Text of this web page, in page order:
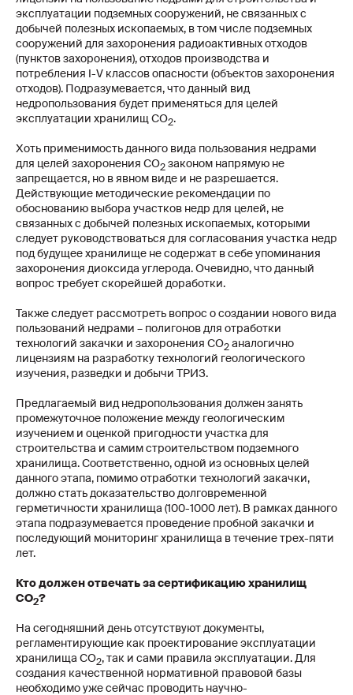
эксплуатации подземных сооружений, не связанных с
добычей полезных ископаемых, в том числе подземных
сооружений для захоронения радиоактивных отходов
(пунктов захоронения), отходов производства и
потребления I-V классов опасности (объектов захоронения
отходов). Подразумевается, что данный вид
недропользования будет применяться для целей
эксплуатации хранилищ СО2.
Хоть применимость данного вида пользования недрами
для целей захоронения СО2 законом напрямую не
запрещается, но в явном виде и не разрешается.
Действующие методические рекомендации по
обоснованию выбора участков недр для целей, не
связанных с добычей полезных ископаемых, которыми
следует руководствоваться для согласования участка недр
под будущее хранилище не содержат в себе упоминания
захоронения диоксида углерода. Очевидно, что данный
вопрос требует скорейшей доработки.
Также следует рассмотреть вопрос о создании нового вида
пользований недрами – полигонов для отработки
технологий закачки и захоронения СО2 аналогично
лицензиям на разработку технологий геологического
изучения, разведки и добычи ТРИЗ.
Предлагаемый вид недропользования должен занять
промежуточное положение между геологическим
изучением и оценкой пригодности участка для
строительства и самим строительством подземного
хранилища. Соответственно, одной из основных целей
данного этапа, помимо отработки технологий закачки,
должно стать доказательство долговременной
герметичности хранилища (100-1000 лет). В рамках данного
этапа подразумевается проведение пробной закачки и
последующий мониторинг хранилища в течение трех-пяти
лет.
Кто должен отвечать за сертификацию хранилищ
CO2?
На сегодняшний день отсутствуют документы,
регламентирующие как проектирование эксплуатации
хранилища СО2, так и сами правила эксплуатации. Для
создания качественной нормативной правовой базы
необходимо уже сейчас проводить научно-